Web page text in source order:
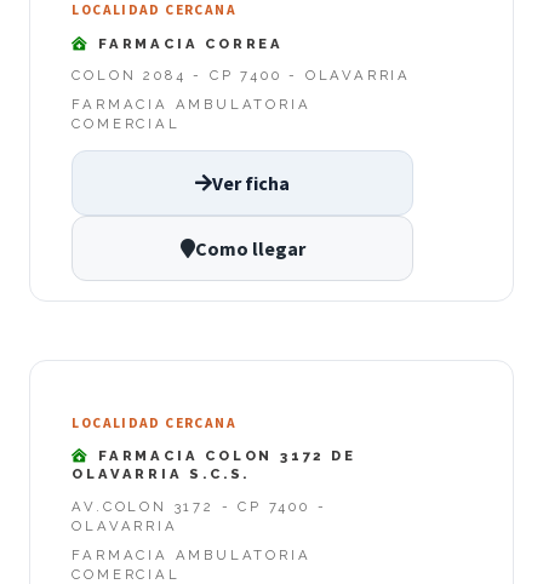
LOCALIDAD CERCANA
FARMACIA CORREA
COLON 2084 - CP 7400 - OLAVARRIA
FARMACIA AMBULATORIA
COMERCIAL
Ver ficha
Como llegar
LOCALIDAD CERCANA
FARMACIA COLON 3172 DE
OLAVARRIA S.C.S.
AV.COLON 3172 - CP 7400 -
OLAVARRIA
FARMACIA AMBULATORIA
COMERCIAL